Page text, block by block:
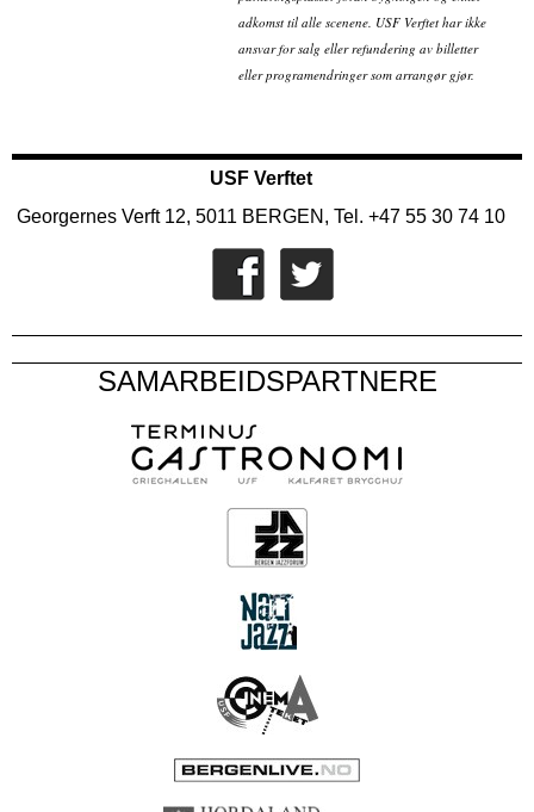
adkomst til alle scenene. USF Verftet har ikke
ansvar for salg eller refundering av billetter
eller programendringer som arrangør gjør.
USF Verftet
Georgernes Verft 12, 5011 BERGEN, Tel. +47 55 30 74 10
SAMARBEIDSPARTNERE